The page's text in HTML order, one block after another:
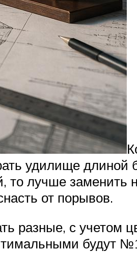
удилище
то лучше заменить
от порывов.
разные, с учетом
будут